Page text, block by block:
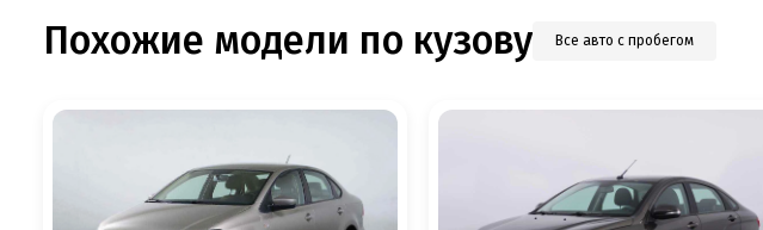
Похожие модели по кузову Все авто с пробегом